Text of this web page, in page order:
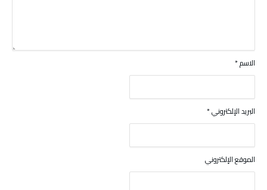
الاسم*
البريد الإلكتروني*
الموقع الإلكتروني